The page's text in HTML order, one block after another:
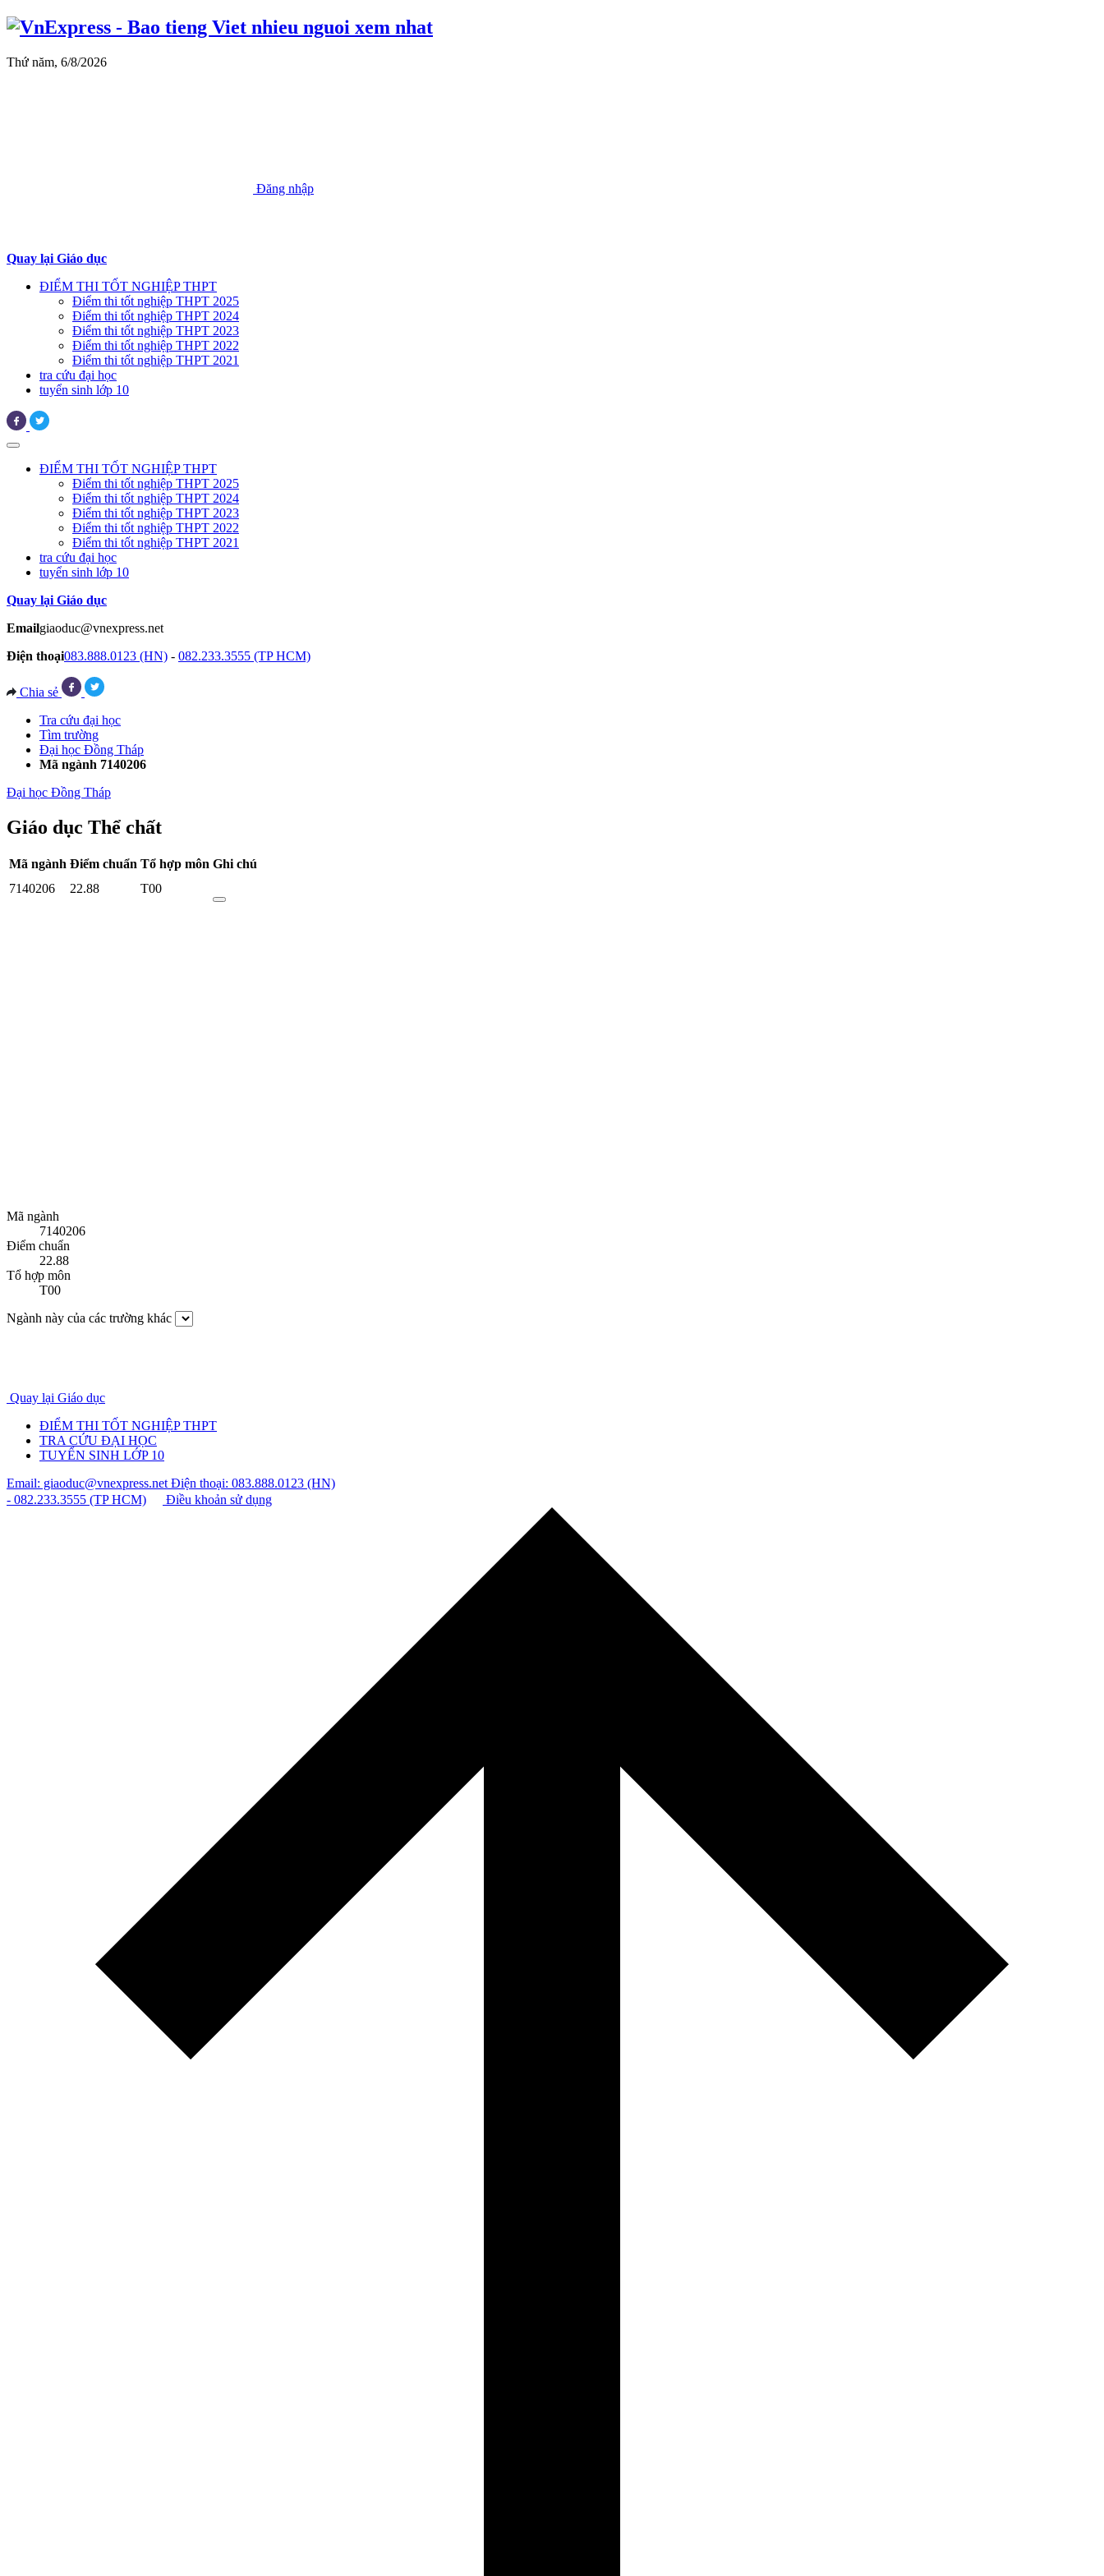
Thứ năm, 6/8/2026
Đăng nhập
Quay lại Giáo dục
ĐIỂM THI TỐT NGHIỆP THPT
Điểm thi tốt nghiệp THPT 2025
Điểm thi tốt nghiệp THPT 2024
Điểm thi tốt nghiệp THPT 2023
Điểm thi tốt nghiệp THPT 2022
Điểm thi tốt nghiệp THPT 2021
tra cứu đại học
tuyển sinh lớp 10
ĐIỂM THI TỐT NGHIỆP THPT
Điểm thi tốt nghiệp THPT 2025
Điểm thi tốt nghiệp THPT 2024
Điểm thi tốt nghiệp THPT 2023
Điểm thi tốt nghiệp THPT 2022
Điểm thi tốt nghiệp THPT 2021
tra cứu đại học
tuyển sinh lớp 10
Quay lại Giáo dục
Emailgiaoduc@vnexpress.net
Điện thoại083.888.0123 (HN) - 082.233.3555 (TP HCM)
Chia sẻ
Tra cứu đại học
Tìm trường
Đại học Đồng Tháp
Mã ngành 7140206
Đại học Đồng Tháp
Giáo dục Thể chất
Mã ngành Điểm chuẩn Tổ hợp môn Ghi chú
7140206
22.88 T00
Mã ngành
7140206
Điểm chuẩn
22.88
Tổ hợp môn
T00
Ngành này của các trường khác
Quay lại Giáo dục
ĐIỂM THI TỐT NGHIỆP THPT
TRA CỨU ĐẠI HỌC
TUYỂN SINH LỚP 10
Email: giaoduc@vnexpress.netĐiện thoại: 083.888.0123 (HN)
- 082.233.3555 (TP HCM)
Điều khoản sử dụng